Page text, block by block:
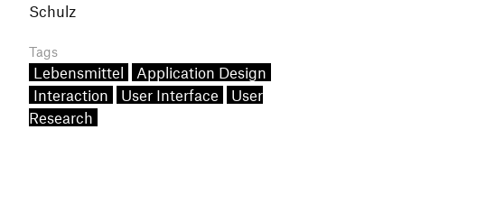
Schulz
Tags
Lebensmittel
Application Design
Interaction
User Interface
User
Research